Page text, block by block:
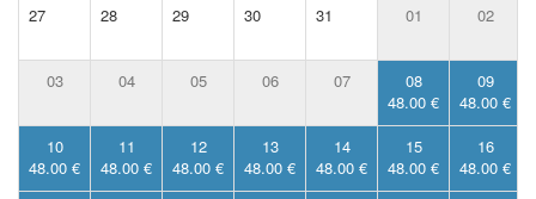
27
28 29 30 31 01 02
03 04 05 06 07
08
48.00 €
09
48.00 €
10
48.00 €
11
48.00 €
12
48.00 €
13
48.00 €
14
48.00 €
15
48.00 €
16
48.00 €